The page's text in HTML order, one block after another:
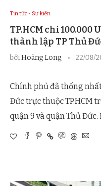
Tin tức - Sự kiện
TP.HCM chi 100.000
thành lập TP Thủ
bởiHoàng Long 22/08/
Chính phủ đã thống
Đức trực thuộc TP.HCM
quận 9 và quận Thủ Đức.